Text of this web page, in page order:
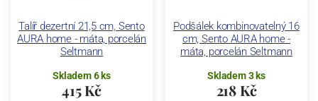
Talíř dezertní 21,5 cm, Sento
AURA home - máta, porcelán
Seltmann
Skladem 6 ks
415 Kč
Podšálek kombinovatelný 16
cm, Sento AURA home -
máta, porcelán Seltmann
Skladem 3 ks
218 Kč